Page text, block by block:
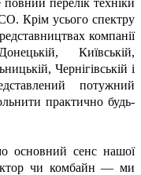
перелік техніки
Крім усього спектру
компанії
Київській,
Чернігівській і
потужний
практично будь-
основний сенс нашої
чи комбайн — ми